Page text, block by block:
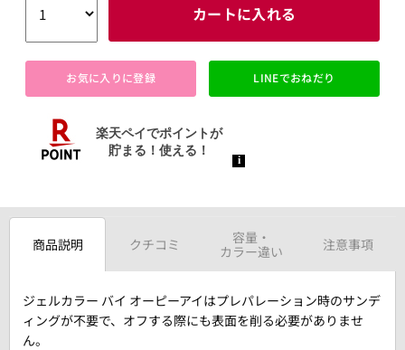
カートに入れる
お気に入りに登録 LINEでおねだり
商品説明 クチコミ
容量・
カラー違い
注意事項
ジェルカラー バイ オーピーアイはプレパレーション時のサンデ
ィングが不要で、オフする際にも表面を削る必要がありませ
ん。